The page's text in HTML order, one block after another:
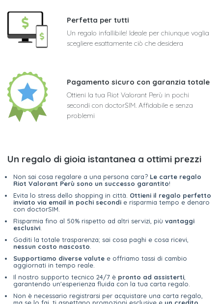
Perfetta per tutti
Un regalo infallibile! Ideale per chiunque voglia
scegliere esattamente ciò che desidera
Pagamento sicuro con garanzia totale
Ottieni la tua Riot Valorant Perù in pochi
secondi con doctorSIM. Affidabile e senza
problemi
Un regalo di gioia istantanea a ottimi prezzi
Non sai cosa regalare a una persona cara? Le carte regalo
Riot Valorant Perù sono un successo garantito!
Evita lo stress dello shopping in città. Ottieni il regalo perfetto
inviato via email in pochi secondi e risparmia tempo e denaro
con doctorSIM.
Risparmia fino al 50% rispetto ad altri servizi, più vantaggi
esclusivi
Goditi la totale trasparenza; sai cosa paghi e cosa ricevi,
nessun costo nascosto
Supportiamo diverse valute e offriamo tassi di cambio
aggiornati in tempo reale.
Il nostro supporto tecnico 24/7 è pronto ad assisterti
garantendo un'esperienza fluida con la tua carta regalo.
Non è necessario registrarsi per acquistare una carta regalo,